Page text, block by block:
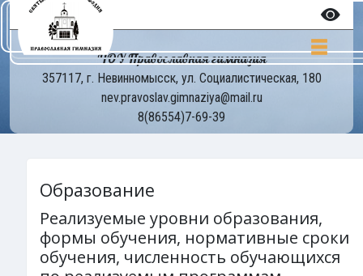
ЧОУ Православная гимназия
357117, г. Невинномысск, ул. Социалистическая, 180
nev.pravoslav.gimnaziya@mail.ru
8(86554)7-69-39
Образование
Реализуемые уровни образования,
формы обучения, нормативные сроки
обучения, численность обучающихся